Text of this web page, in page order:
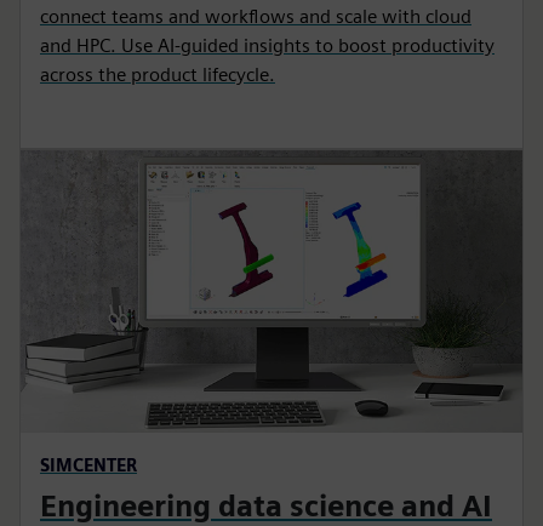
connect teams and workflows and scale with cloud
and HPC. Use AI‑guided insights to boost productivity
across the product lifecycle.
SIMCENTER
Engineering data science and AI